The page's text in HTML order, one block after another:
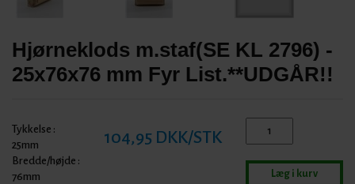
Hjørneklods m.staf(SE KL 2796) -
25x76x76 mm Fyr List.**UDGÅR!!
Tykkelse :
25mm
Bredde/højde :
76mm
104,95 DKK/STK
Læg i kurv